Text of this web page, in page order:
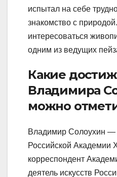
испытал на себе
знакомство с
интересоваться
одним из ведущих
Какие
Владимира
можно
Владимир Солоухин —
Российской Академии
корреспондент
деятель искусств